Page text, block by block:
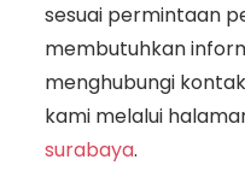
sesuai permintaan
membutuhkan
menghubungi
kami melalui
surabaya.